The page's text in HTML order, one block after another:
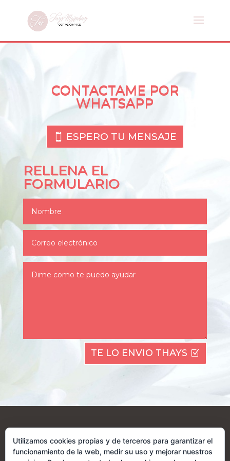
CONTACTAME POR
WHATSAPP
ESPERO TU MENSAJE
RELLENA EL
FORMULARIO
TE LO ENVIO THAYS
Utilizamos cookies propias y de terceros para garantizar el
funcionamiento de la web, medir su uso y mejorar nuestros